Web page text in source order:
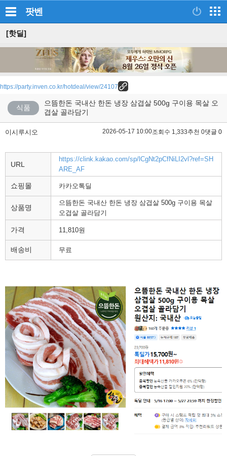
팟벤
[핫딜]
https://party.inven.co.kr/hotdeal/view/24107
식품
으뜸한돈 국내산 한돈 냉장 삼겹살 500g 구이용 목살 오
겹살 골라담기
이시루시오 2026-05-17 10:00조회수 1,333추천 0댓글 0
URL
https://clink.kakao.com/sp/lCgNt2pCfNiLI2vl?ref=SH
ARE_AF
쇼핑몰 카카오톡딜
상품명
으뜸한돈 국내산 한돈 냉장 삼겹살 500g 구이용 목살
오겹살 골라담기
가격 11,810원
배송비 무료